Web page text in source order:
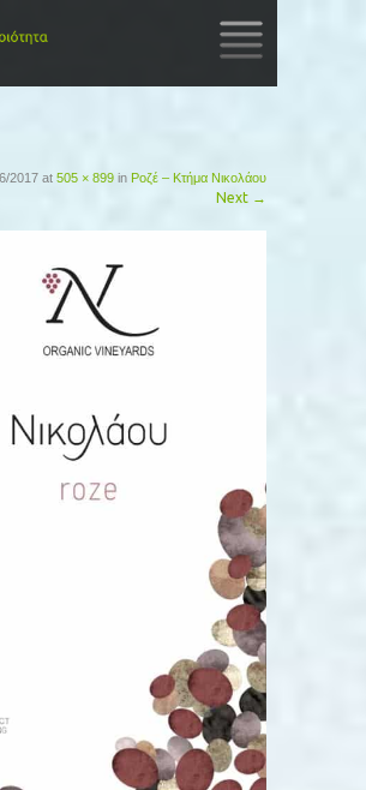
2017 at 505 × 899 in Ροζέ – Κτήμα Νικολάου
Next →